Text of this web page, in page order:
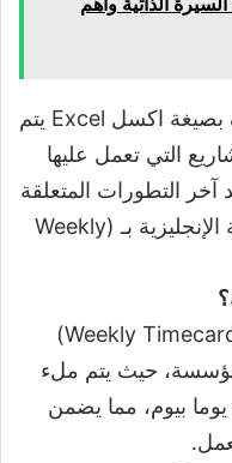
بطاقة الوقت الأسبوعية هي ملف بصيغة اكسل Excel يتم
التي تعمل عليها
التطورات المتعلقة
بمشاريع المؤسسة، وتعرف باللغة الإنجليزية بـ (Weekly
تساعد بطاقَة الوَقت الأسبُوعية (Weekly Timecard)
حيث يتم ملء
يوما بيوم، مما يضمن